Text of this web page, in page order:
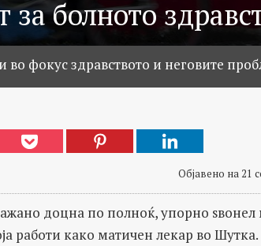
за болното
во фокус здравството и неговите
Објавено на 21
доцна по полноќ, упорно
работи како матичен лекар во Шутка.